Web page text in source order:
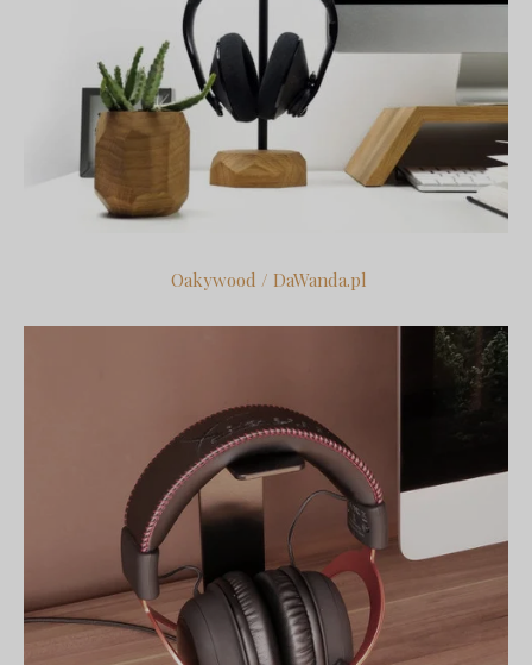
Oakywood / DaWanda.pl